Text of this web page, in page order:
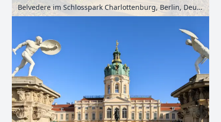
Belvedere im Schlosspark Charlottenburg, Berlin, Deutschland